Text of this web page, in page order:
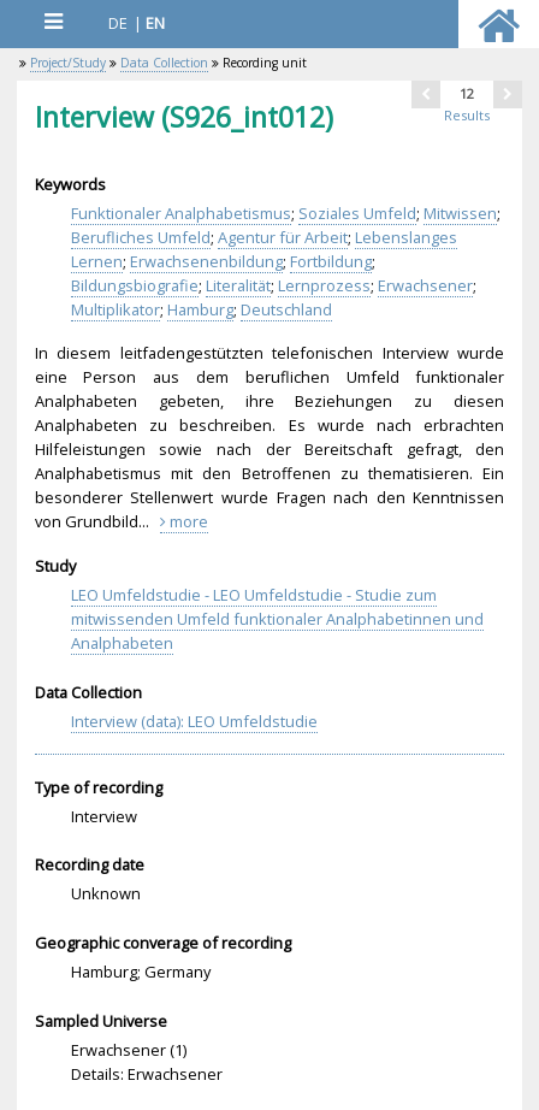
DE | EN
Project/Study Data Collection Recording unit
12
Results
Interview (S926_int012)
Keywords
Funktionaler Analphabetismus; Soziales Umfeld; Mitwissen;
Berufliches Umfeld; Agentur für Arbeit; Lebenslanges
Lernen; Erwachsenenbildung; Fortbildung;
Bildungsbiografie; Literalität; Lernprozess; Erwachsener;
Multiplikator; Hamburg; Deutschland
In diesem leitfadengestützten telefonischen Interview wurde
eine Person aus dem beruflichen Umfeld funktionaler
Analphabeten gebeten, ihre Beziehungen zu diesen
Analphabeten zu beschreiben. Es wurde nach erbrachten
Hilfeleistungen sowie nach der Bereitschaft gefragt, den
Analphabetismus mit den Betroffenen zu thematisieren. Ein
besonderer Stellenwert wurde Fragen nach den Kenntnissen
von Grundbild...
more
Study
LEO Umfeldstudie - LEO Umfeldstudie - Studie zum
mitwissenden Umfeld funktionaler Analphabetinnen und
Analphabeten
Data Collection
Interview (data): LEO Umfeldstudie
Type of recording
Interview
Recording date
Unknown
Geographic converage of recording
Hamburg; Germany
Sampled Universe
Erwachsener (1)
Details: Erwachsener